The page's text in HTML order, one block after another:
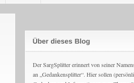
Der SargSplitter erinnert von seiner
an „Gedankensplitter“. Hier sollen